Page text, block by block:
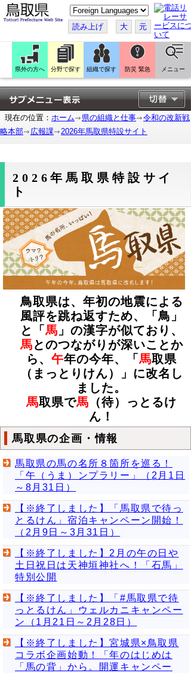
こ
の
ペ
ー
ジ
翻
訳
す
る
読み上げ 大 元
県外の方へ 分野で探す 組織で探す 防災 緊急 メニュー
現在の位置： ホーム 県の組織と仕事
令和の改新戦
略本部
広報課 2026年馬取県特設サイト
2026年馬取県特設サイ
ト
鳥取県は、年初の地震による
風評を跳ね返すため、「鳥」
と「 馬 」の漢字が似ており、
馬とのつながりが深いことか
ら、 午年の今年、「 馬取県
（まっとりけん）」に改名し
ました。
馬取県で馬 （待）っとるけ
ん！
馬取県の企画・情報
馬取県の馬の名所８箇所を巡る！
「午（うま）ンプラリー」（2月1日
～8月31日）
【※終了しました】「馬取県で待っ
とるけん」宿泊キャンペーン開始！
（2月9日～3月31日）
【※終了しました】2月の午の日や
土日祝日は天神垣神社へ！「石馬」
特別公開
【※終了しました】「#馬取県で待
っとるけん」ウェルカニキャンペー
ン（1月21日～2月28日）
【※終了しました】宮城県×鳥取県
コラボ企画始動！「年のはじめは
「馬の背」から。開運キャンペー